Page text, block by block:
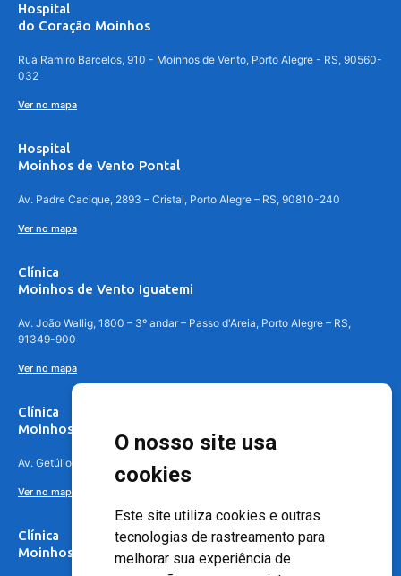
O nosso site usa
cookies
Este site utiliza cookies e outras
tecnologias de rastreamento para
melhorar sua experiência de
Hospital
do Coração Moinhos
Rua Ramiro Barcelos, 910 - Moinhos de Vento, Porto Alegre - RS, 90560-
032
Ver no mapa
Hospital
Moinhos de Vento Pontal
Av. Padre Cacique, 2893 – Cristal, Porto Alegre – RS, 90810-240
Ver no mapa
Clínica
Moinhos de Vento Iguatemi
Av. João Wallig, 1800 – 3º andar – Passo d'Areia, Porto Alegre – RS,
91349-900
Ver no mapa
Clínica
Moinhos de Vento Canoas
Av. Getúlio Vargas, 4841 – Centro, Canoas – RS, 92010-010
Ver no mapa
Clínica
Moinhos de Vento - Teresópolis